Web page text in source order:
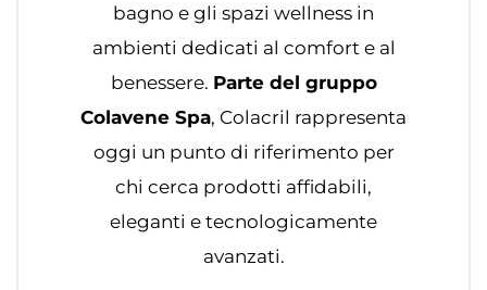
bagno e gli spazi wellness in
ambienti dedicati al comfort e al
benessere. Parte del gruppo
Colavene Spa, Colacril rappresenta
oggi un punto di riferimento per
chi cerca prodotti affidabili,
eleganti e tecnologicamente
avanzati.